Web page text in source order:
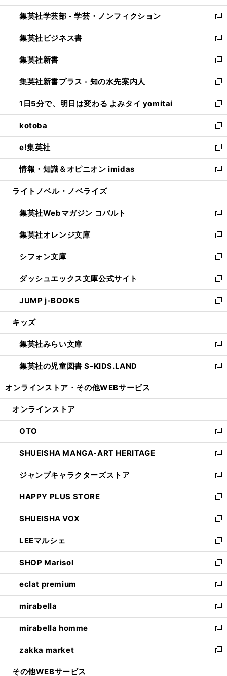
開
く
ウ
で
開
く
ン
ド
ウ
で
開
く
ウ
ィ
ン
ド
ウ
で
開
く
集英社学芸部 - 学芸・ノンフィクション
新
し
い
ウ
ィ
ン
ド
ウ
で
開
く
集英社ビジネス書
新
し
い
ウ
ィ
ン
ド
ウ
で
開
く
集英社新書
新
し
い
ウ
ィ
ン
ド
ウ
で
開
く
集英社新書プラス - 知の水先案内人
新
し
い
ウ
ィ
ン
ド
ウ
で
開
1日5分で、明日は変わる よみタイ yomitai
新
し
い
ウ
ィ
ン
ド
ウ
開
く
kotoba
新
し
い
ウ
ィ
ン
ウ
で
開
く
e!集英社
新
し
い
ウ
ン
ド
ウ
で
開
く
情報・知識＆オピニオン imidas
新
し
ウ
ィ
ン
ド
ウ
で
開
く
ライトノベル・ノベライズ
集英社Webマガジン コバルト
新
し
い
ウ
ィ
ン
ド
ウ
で
開
集英社オレンジ文庫
新
し
い
ウ
ィ
ン
ド
ウ
開
く
シフォン文庫
新
し
い
ウ
ィ
ン
ウ
で
開
く
ダッシュエックス文庫公式サイト
新
し
い
ウ
ン
ド
ウ
で
JUMP j-BOOKS
新
し
ウ
ィ
ン
ド
開
キッズ
集英社みらい文庫
新
し
い
ン
ウ
で
開
く
集英社の児童図書 S-KIDS.LAND
新
ウ
ン
ド
ウ
で
開
く
オンラインストア・ その他WEBサービス
オンラインストア
OTO
新
し
い
ウ
ィ
ン
ド
ウ
で
開
く
SHUEISHA MANGA-ART HERITAGE
新
し
い
ウ
ィ
ン
ド
ウ
で
開
く
ジャンプキャラクターズストア
新
し
い
ウ
ィ
ン
ド
ウ
で
開
く
HAPPY PLUS STORE
新
し
い
ウ
ィ
ン
ド
ウ
で
開
く
SHUEISHA VOX
新
し
い
ウ
ィ
ン
ド
ウ
で
開
く
LEEマルシェ
新
し
い
ウ
ィ
ン
ド
ウ
で
開
く
SHOP Marisol
新
し
い
ウ
ィ
ン
ド
ウ
で
開
eclat premium
新
し
い
ウ
ィ
ン
ド
ウ
mirabella
新
し
い
ウ
ィ
ン
mirabella homme
新
し
い
ウ
zakka market
新
し
その他WEBサービス